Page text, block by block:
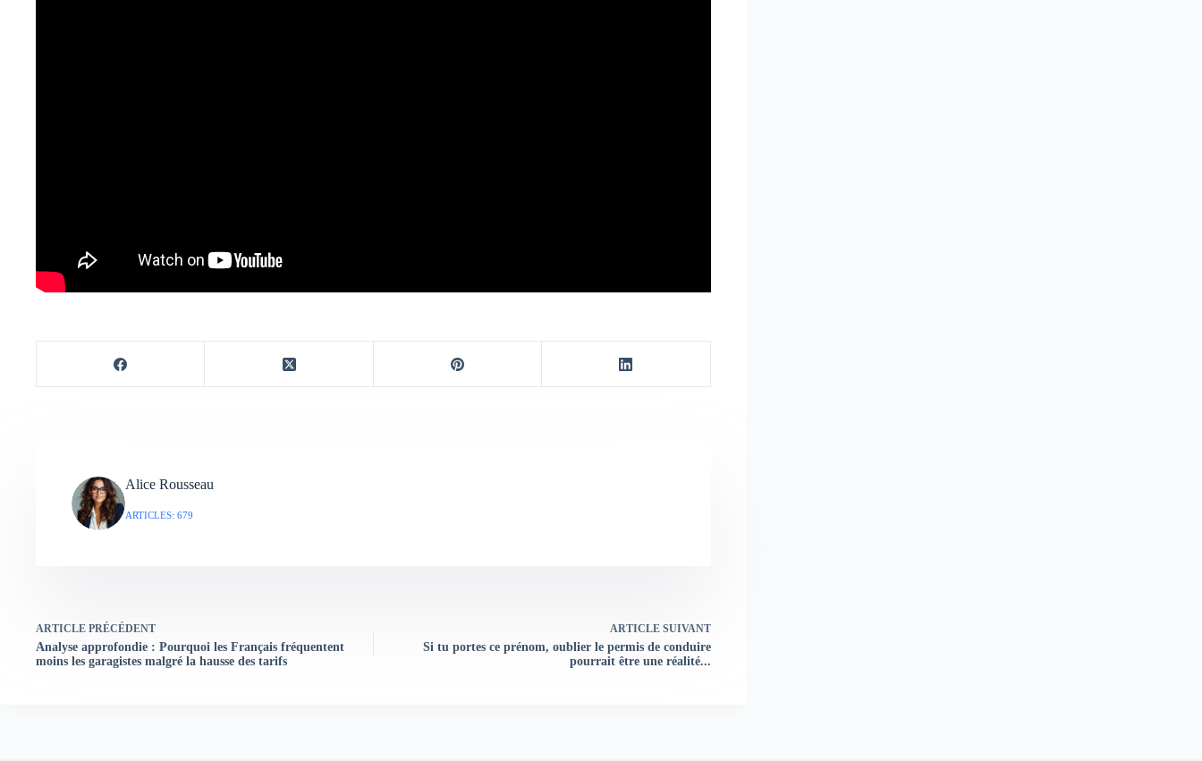
Alice Rousseau
ARTICLES: 679
ARTICLE PRÉCÉDENT
Analyse approfondie : Pourquoi les Français fréquentent
moins les garagistes malgré la hausse des tarifs
ARTICLESUIVANT
Si tu portes ce prénom, oublier le permis de conduire
pourrait être une réalité...